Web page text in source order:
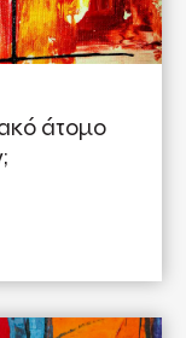
άτομο